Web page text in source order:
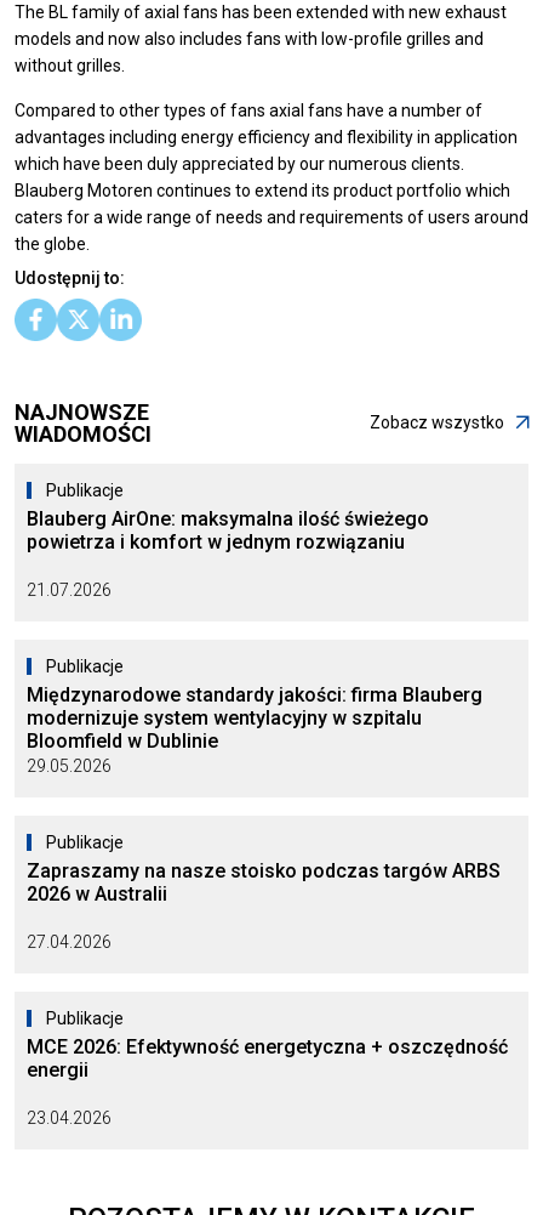
The BL family of axial fans has been extended with new exhaust
models and now also includes fans with low-profile grilles and
without grilles.
Compared to other types of fans axial fans have a number of
advantages including energy efficiency and flexibility in application
which have been duly appreciated by our numerous clients.
Blauberg Motoren continues to extend its product portfolio which
caters for a wide range of needs and requirements of users around
the globe.
Udostępnij to:
NAJNOWSZE
WIADOMOŚCI
Zobacz wszystko
Publikacje
Blauberg AirOne: maksymalna ilość świeżego
powietrza i komfort w jednym rozwiązaniu
21.07.2026
Publikacje
Międzynarodowe standardy jakości: firma Blauberg
modernizuje system wentylacyjny w szpitalu
Bloomfield w Dublinie
29.05.2026
Publikacje
Zapraszamy na nasze stoisko podczas targów ARBS
2026 w Australii
27.04.2026
Publikacje
MCE 2026: Efektywność energetyczna + oszczędność
energii
23.04.2026